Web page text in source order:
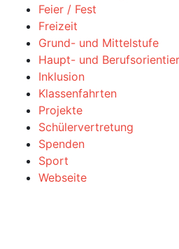
Feier / Fest
Freizeit
Grund- und Mittelstufe
Haupt- und
Inklusion
Klassenfahrten
Projekte
Schülervertretung
Spenden
Sport
Webseite